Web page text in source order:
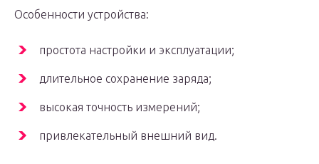
Особенности устройства:
простота настройки и эксплуатации;
длительное сохранение заряда;
высокая точность измерений;
привлекательный внешний вид.